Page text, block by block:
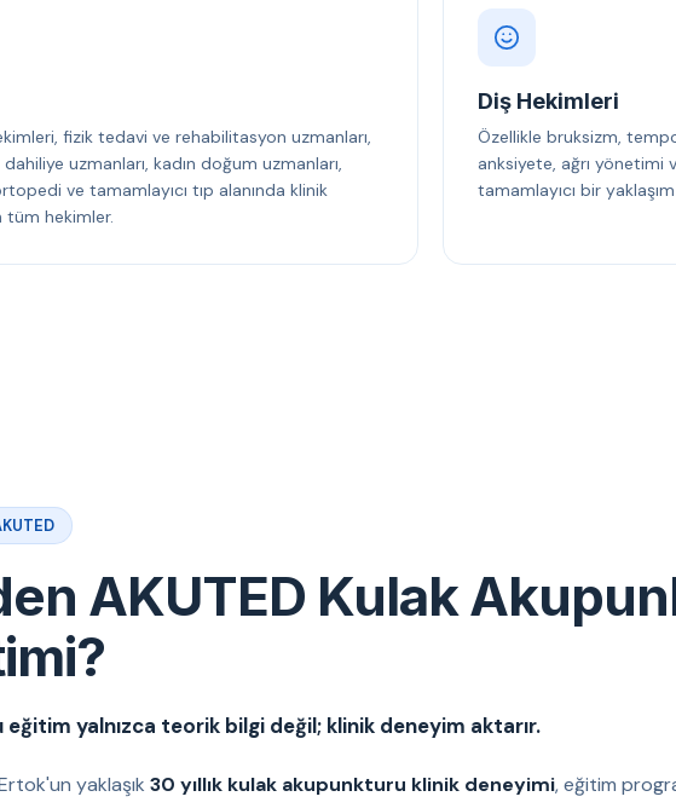
fizik tedavi ve rehabilitasyon uzmanları,
uzmanları, kadın doğum uzmanları,
ve tamamlayıcı tıp alanında klinik
tüm hekimler.
Diş Hekimleri
Özellikle bruksizm,
anksiyete, ağrı
tamamlayıcı bir
AKUTED Kulak
eğitim yalnızca teorik bilgi değil; klinik deneyim aktarır.
yaklaşık 30 yıllık kulak akupunkturu klinik deneyimi, eğitim